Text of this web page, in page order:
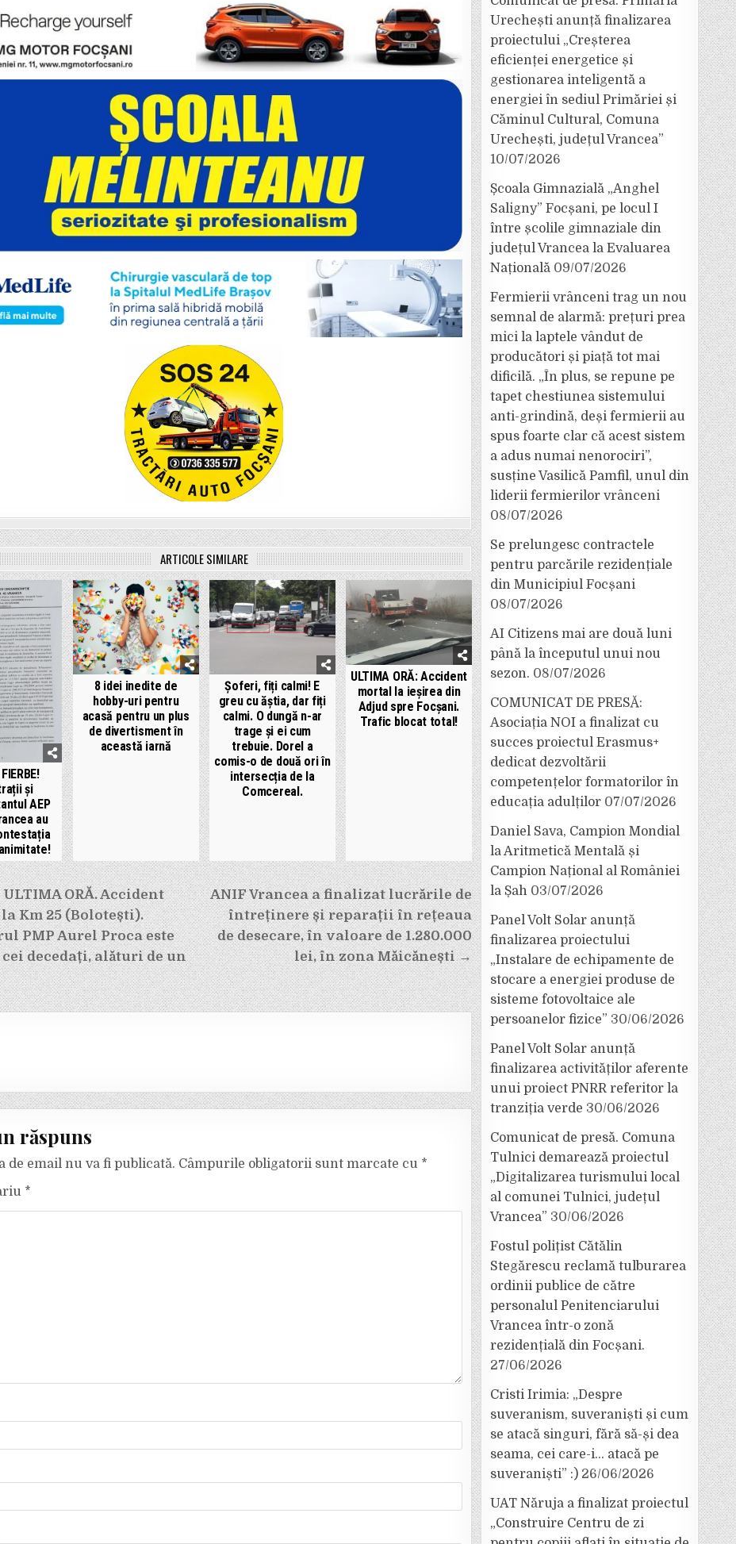
ARTICOLE SIMILARE
și
AEP
au
8 idei inedite de
hobby-uri pentru
acasă pentru un plus
de divertisment în
această iarnă
Șoferi, fiți calmi! E
greu cu ăștia, dar fiți
calmi. O dungă n-ar
trage și ei cum
trebuie. Dorel a
comis-o de două ori în
intersecția de la
Comcereal.
ULTIMA ORĂ: Accident
mortal la ieșirea din
Adjud spre Focșani.
Trafic blocat total!
ANIF Vrancea a finalizat lucrările de
întreținere și reparații în rețeaua
de desecare, în valoare de 1.280.000
lei, în zona Măicănești →
ULTIMA ORĂ. Accident
la Km 25 (Bolotești).
PMP Aurel Proca este
decedați, alături de un
răspuns
de email nu va fi publicată. Câmpurile obligatorii sunt marcate cu *
*
Urechești anunță finalizarea
proiectului „Creșterea
eficienței energetice și
gestionarea inteligentă a
energiei în sediul Primăriei și
Căminul Cultural, Comuna
Urechești, județul Vrancea”
10/07/2026
Școala Gimnazială „Anghel
Saligny” Focșani, pe locul I
între școlile gimnaziale din
județul Vrancea la Evaluarea
Națională 09/07/2026
Fermierii vrânceni trag un nou
semnal de alarmă: prețuri prea
mici la laptele vândut de
producători și piață tot mai
dificilă. „În plus, se repune pe
tapet chestiunea sistemului
anti-grindină, deși fermierii au
spus foarte clar că acest sistem
a adus numai nenorociri”,
susține Vasilică Pamfil, unul din
liderii fermierilor vrânceni
08/07/2026
Se prelungesc contractele
pentru parcările rezidențiale
din Municipiul Focșani
08/07/2026
AI Citizens mai are două luni
până la începutul unui nou
sezon. 08/07/2026
COMUNICAT DE PRESĂ:
Asociația NOI a finalizat cu
succes proiectul Erasmus+
dedicat dezvoltării
competențelor formatorilor în
educația adulților 07/07/2026
Daniel Sava, Campion Mondial
la Aritmetică Mentală și
Campion Național al României
la Șah 03/07/2026
Panel Volt Solar anunță
finalizarea proiectului
„Instalare de echipamente de
stocare a energiei produse de
sisteme fotovoltaice ale
persoanelor fizice” 30/06/2026
Panel Volt Solar anunță
finalizarea activităților aferente
unui proiect PNRR referitor la
tranziția verde 30/06/2026
Comunicat de presă. Comuna
Tulnici demarează proiectul
„Digitalizarea turismului local
al comunei Tulnici, județul
Vrancea” 30/06/2026
Fostul polițist Cătălin
Stegărescu reclamă tulburarea
ordinii publice de către
personalul Penitenciarului
Vrancea într-o zonă
rezidențială din Focșani.
27/06/2026
Cristi Irimia: „Despre
suveranism, suveraniști și cum
se atacă singuri, fără să-și dea
seama, cei care-i… atacă pe
suveraniști” :) 26/06/2026
UAT Năruja a finalizat proiectul
„Construire Centru de zi